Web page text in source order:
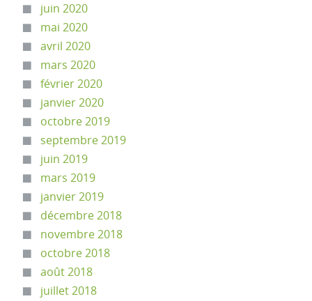
juin 2020
mai 2020
avril 2020
mars 2020
février 2020
janvier 2020
octobre 2019
septembre 2019
juin 2019
mars 2019
janvier 2019
décembre 2018
novembre 2018
octobre 2018
août 2018
juillet 2018